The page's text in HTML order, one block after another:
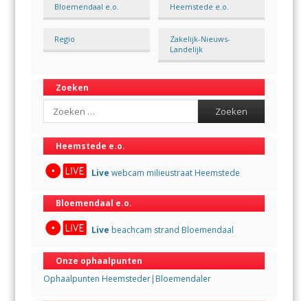
Bloemendaal e.o. Heemstede e.o.
Regio
Zakelijk-Nieuws-
Landelijk
Zoeken
Search
Heemstede e.o.
Live webcam milieustraat Heemstede
Bloemendaal e.o.
Live beachcam strand Bloemendaal
Onze ophaalpunten
Ophaalpunten Heemsteder|Bloemendaler